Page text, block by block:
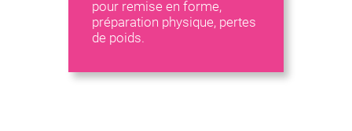
pour remise en forme,
préparation physique, pertes
de poids.